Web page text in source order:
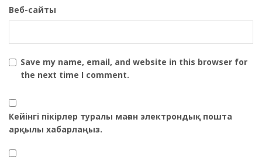
Веб-сайты
Save my name, email, and website in this browser for
the next time I comment.
Кейінгі пікірлер туралы маған электрондық пошта
арқылы хабарлаңыз.